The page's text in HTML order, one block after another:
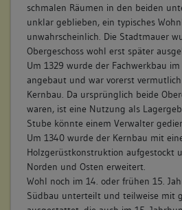
schmalen Räumen in den beiden
unklar geblieben, ein typisches
unwahrscheinlich. Die Stadtmauer
Obergeschoss wohl erst später
Um 1329 wurde der Fachwerkbau
angebaut und war vorerst
Kernbau. Da ursprünglich beide
waren, ist eine Nutzung als
Stube könnte einem Verwalter
Um 1340 wurde der Kernbau mit
Holzgerüstkonstruktion aufgestockt
Norden und Osten erweitert.
Wohl noch im 14. oder frühen 15.
Südbau unterteilt und teilweise mit